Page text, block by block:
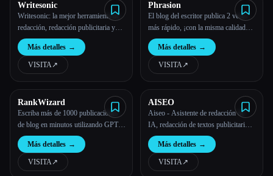
Writesonic
Writesonic: la mejor herramienta de
redacción, redacción publicitaria y
paráfrasis de IA
Más detalles →
VISITA↗︎
Phrasion
El blog del escritor publica 2 veces
más rápido, ¡con la misma calidad
que hoy!
Más detalles →
VISITA↗︎
RankWizard
Escriba más de 1000 publicaciones
de blog en minutos utilizando GPT-
4, datos en tiempo real de Google y
análisis SERP.
Más detalles →
VISITA↗︎
AISEO
Aiseo - Asistente de redacción de
IA, redacción de textos publicitarios
de IA y generador de contenido
Más detalles →
VISITA↗︎